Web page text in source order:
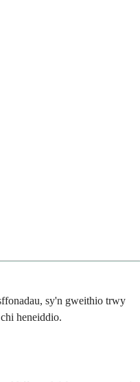
sy'n gweithio trwy
heneiddio.